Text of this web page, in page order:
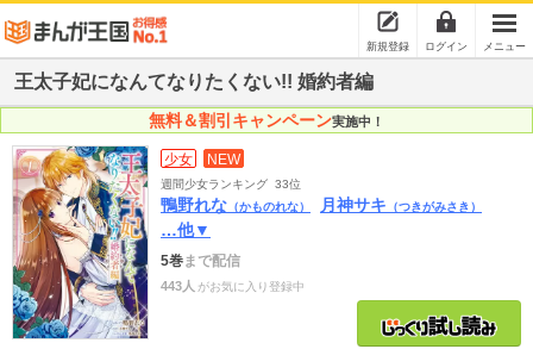
新規登録 ログイン メニュー
王太子妃になんてなりたくない!! 婚約者編
無料＆割引キャンペーン実施中！
少女 NEW
週間少女ランキング 33位
鴨野れな （かものれな） 月神サキ （つきがみさき）
…他▼
5巻まで配信
443人 がお気に入り登録中